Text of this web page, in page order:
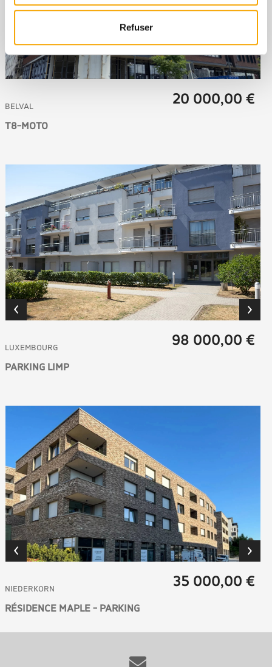
Refuser
20 000,00 €
BELVAL
T8-MOTO
98 000,00 €
LUXEMBOURG
PARKING LIMP
35 000,00 €
NIEDERKORN
RÉSIDENCE MAPLE - PARKING